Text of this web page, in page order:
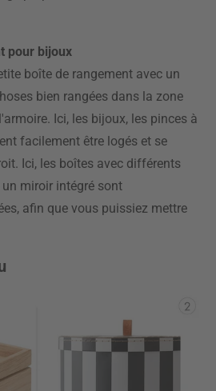
pour bijoux
boîte de rangement avec un
bien rangées dans la zone
Ici, les bijoux, les pinces à
facilement être logés et se
Ici, les boîtes avec différents
miroir intégré sont
afin que vous puissiez mettre